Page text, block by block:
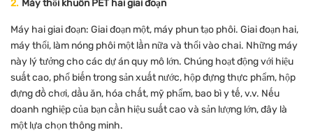
2. Máy thổi khuôn PET hai giai đoạn
Máy hai giai đoạn: Giai đoạn một, máy phun tạo phôi. Giai đoạn hai,
máy thổi, làm nóng phôi một lần nữa và thổi vào chai. Những máy
này lý tưởng cho các dự án quy mô lớn. Chúng hoạt động với hiệu
suất cao, phổ biến trong sản xuất nước, hộp đựng thực phẩm, hộp
đựng đồ chơi, dầu ăn, hóa chất, mỹ phẩm, bao bì y tế, v.v. Nếu
doanh nghiệp của bạn cần hiệu suất cao và sản lượng lớn, đây là
một lựa chọn thông minh.